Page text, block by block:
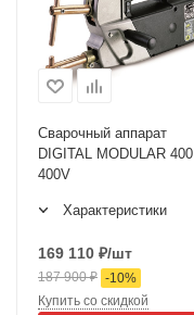
Сварочный аппарат
DIGITAL MODULAR 400
400V
Характеристики
169 110 ₽/шт
187 900₽ -10%
Купить со скидкой